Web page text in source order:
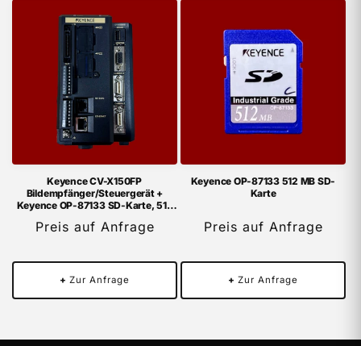
Keyence CV-X150FP
Bildempfänger/Steuergerät +
Keyence OP-87133 SD-Karte, 512
Preis auf Anfrage
+ Zur Anfrage
Keyence OP-87133 512 MB SD-
Karte
Preis auf Anfrage
+ Zur Anfrage